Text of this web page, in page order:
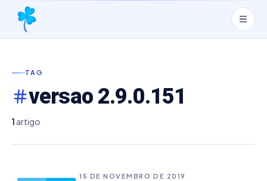
TAG
versao 2.9.0.151
1 artigo
15 DE NOVEMBRO DE 2019